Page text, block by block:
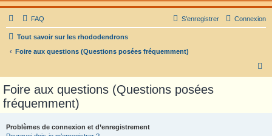
FAQ Connexion
S’enregistrer
Tout savoir sur les rhododendrons
Foire aux questions (Questions posées fréquemment)
Foire aux questions (Questions posées
fréquemment)
Problèmes de connexion et d’enregistrement